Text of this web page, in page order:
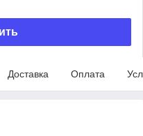
Доставка Оплата